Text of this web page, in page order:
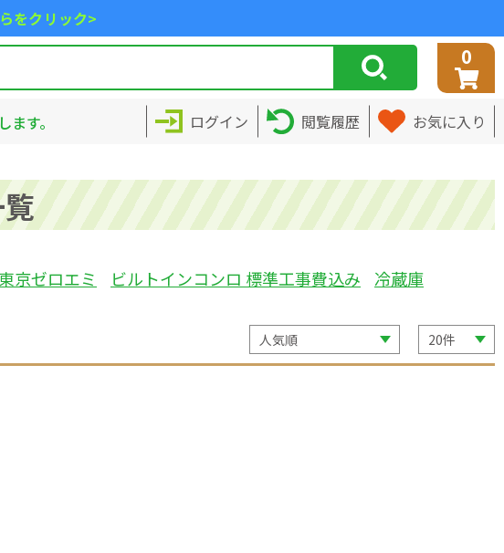
をクリック>
0
す。 ログイン 閲覧履歴 お気に入り
東京ゼロエミ ビルトインコンロ 標準工事費込み 冷蔵庫